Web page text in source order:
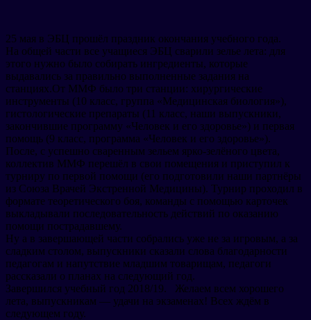
25 мая в ЭБЦ прошёл праздник окончания учебного года.
На общей части все учащиеся ЭБЦ сварили зелье лета: для
этого нужно было собирать ингредиенты, которые
выдавались за правильно выполненные задания на
станциях.От ММФ было три станции: хирургические
инструменты (10 класс, группа «Медицинская биология»),
гистологические препараты (11 класс, наши выпускники,
закончившие программу «Человек и его здоровье») и первая
помощь (9 класс, программа «Человек и его здоровье»).
После, с успешно сваренным зельем ярко-зелёного цвета,
коллектив ММФ перешёл в свои помещения и приступил к
турниру по первой помощи (его подготовили наши партнёры
из Союза Врачей Экстренной Медицины). Турнир проходил в
формате теоретического боя, команды с помощью карточек
выкладывали последовательность действий по оказанию
помощи пострадавшему.
Ну а в завершающей части собрались уже не за игровым, а за
сладким столом, выпускники сказали слова благодарности
педагогам и напутствие младшим товарищам, педагоги
рассказали о планах на следующий год.
Завершился учебный год 2018/19. Желаем всем хорошего
лета, выпускникам — удачи на экзаменах! Всех ждём в
следующем году.